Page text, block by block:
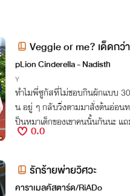
Veggie or me? เด็ดก
pLion Cinderella - Nadisth
Y
ทำไมพี่ซูกัสที่ไม่ชอบกินผักแบบ
น อยู่ ๆ กลับวิ่งตามมาสั่งต้นอ่อน
ป็นหมาเด็กของเขาคนนั้นกันนะ แ
นี่มันอะไรกัน!?
0.0
รักร้ายพ่ายวิศวะ
คาราเมลคัสตาร์ด/RiADo